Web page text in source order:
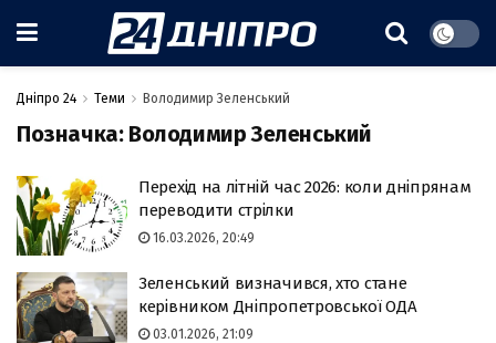
Дніпро 24 Теми Володимир Зеленський
Позначка: Володимир Зеленський
Перехід на літній час 2026: коли дніпрянам
переводити стрілки
16.03.2026, 20:49
Зеленський визначився, хто стане
керівником Дніпропетровської ОДА
03.01.2026, 21:09